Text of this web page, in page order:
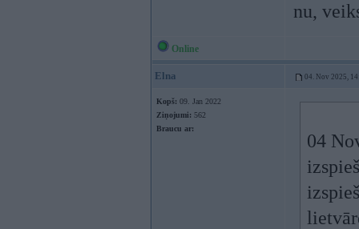
nu,
Online
Elna 04. Nov 2025,
Kopš: 09. Jan 2022
Ziņojumi: 562
Braucu ar:
04